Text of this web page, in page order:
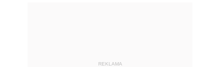
REKLAMA